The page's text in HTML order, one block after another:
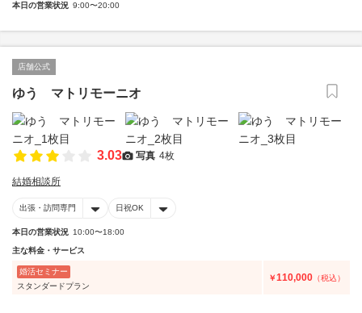
本日の営業状況 9:00〜20:00
店舗公式
ゆう マトリモーニオ
3.03 写真 4枚
結婚相談所
出張・訪問専門 日祝OK
本日の営業状況 10:00〜18:00
主な料金・サービス
婚活セミナー
スタンダードプラン
￥110,000 （税込）